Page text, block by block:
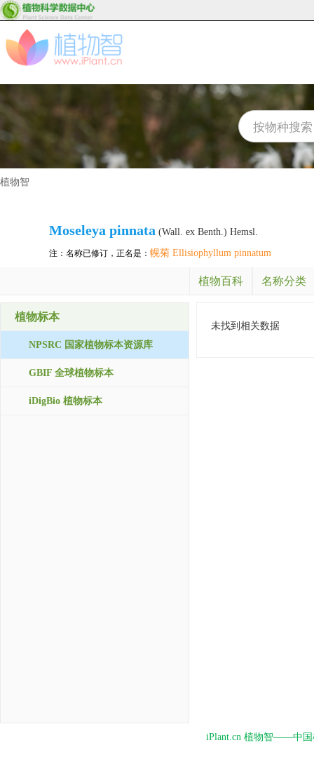
植物智
Moseleya pinnata (Wall. ex Benth.) Hemsl.
注：名称已修订，正名是： 幌菊 Ellisiophyllum pinnatum
植物百科 名称分类
植物标本
NPSRC 国家植物标本资源库
GBIF 全球植物标本
iDigBio 植物标本
未找到相关数据
iPlant.cn 植物智——中国